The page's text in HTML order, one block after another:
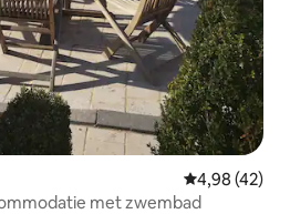
Gemiddelde
4,98 (42)
met zwembad